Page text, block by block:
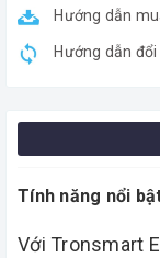
Hướng dẫn
Hướng dẫn
Tính năng nổi
Với Tronsmart